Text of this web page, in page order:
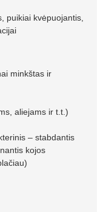
puikiai kvėpuojantis,
minkštas ir
aliejams ir t.t.)
– stabdantis
kojos